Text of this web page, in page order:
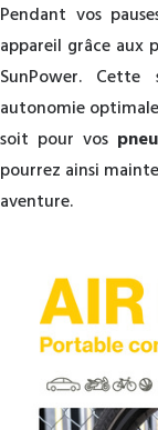
Pendant vos
appareil grâce aux
SunPower.
autonomie
soit pour vos
pourrez ainsi
aventure.